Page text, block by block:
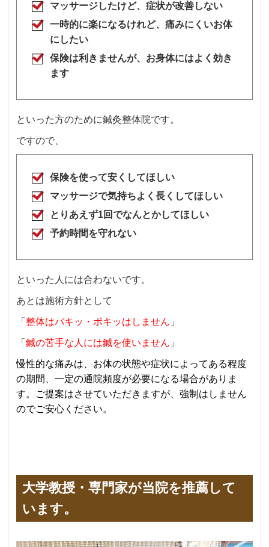
マッサージしたけど、症状が改善しない
一時的に楽になるけれど、痛みにくいお体
にしたい
保険は利きませんが、お身体にはよく効き
ます
といった方のために鍼灸整体院です。
ですので、
保険を使って安くしてほしい
マッサージで気持ちよく長くしてほしい
とりあえず1回でなんとかしてほしい
予約時間を守れない
といった人には合わないです。
あとは施術方針として
「整体はバキッ・ボキッはしません 」
「鍼の苦手な人には鍼を使いません 」
慢性的な痛みは、お体の状態や症状によってある程度
の期間、一定の通院頻度が必要になる場合がありま
す。ご提案はさせていただきますが、強制はしません
のでご安心ください。
大学教授・専門家が当院を推薦して
います。